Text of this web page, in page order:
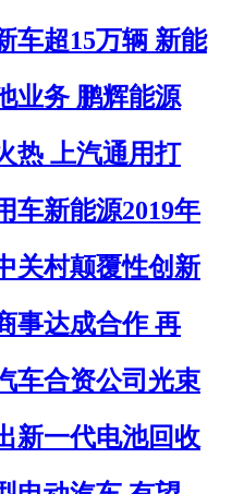
车超15万辆 新能
业务 鹏辉能源
热 上汽通用打
车新能源2019年
关村颠覆性创新
事达成合作 再
车合资公司光束
新一代电池回收